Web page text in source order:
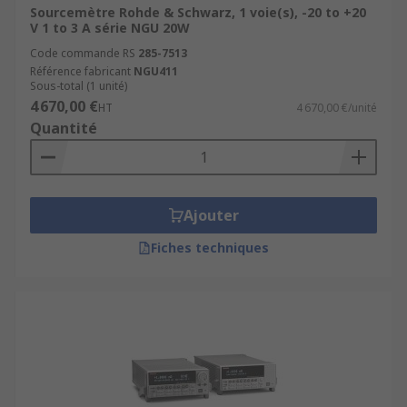
Sourcemètre Rohde & Schwarz, 1 voie(s), -20 to +20
V 1 to 3 A série NGU 20W
Code commande RS 285-7513
Référence fabricant NGU411
Sous-total (1 unité)
4 670,00 €HT 4 670,00 €/unité
Quantité
Ajouter
Fiches techniques